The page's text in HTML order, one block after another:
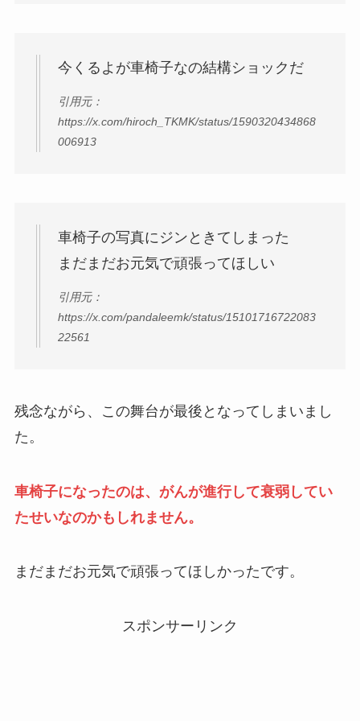
今くるよが車椅子なの結構ショックだ
引用元：
https://x.com/hiroch_TKMK/status/1590320434868
006913
車椅子の写真にジンときてしまった
まだまだお元気で頑張ってほしい
引用元：
https://x.com/pandaleemk/status/15101716722083
22561
残念ながら、この舞台が最後となってしまいまし
た。
車椅子になったのは、がんが進行して衰弱してい
たせいなのかもしれません。
まだまだお元気で頑張ってほしかったです。
スポンサーリンク